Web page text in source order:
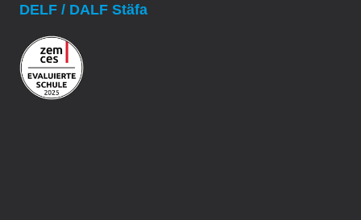
DELF / DALF Stäfa